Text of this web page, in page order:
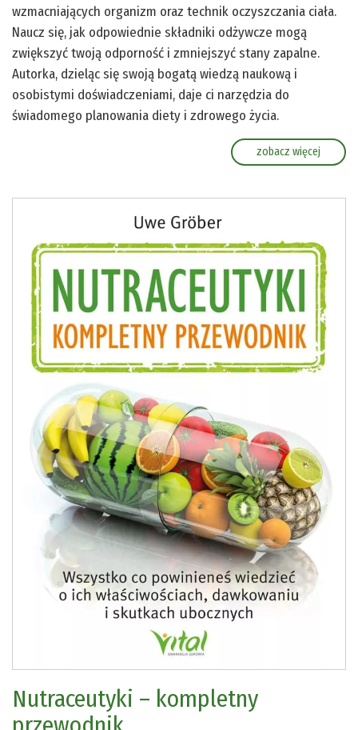
wzmacniających organizm oraz technik oczyszczania ciała.
Naucz się, jak odpowiednie składniki odżywcze mogą
zwiększyć twoją odporność i zmniejszyć stany zapalne.
Autorka, dzieląc się swoją bogatą wiedzą naukową i
osobistymi doświadczeniami, daje ci narzędzia do
świadomego planowania diety i zdrowego życia.
zobacz więcej
Nutraceutyki – kompletny